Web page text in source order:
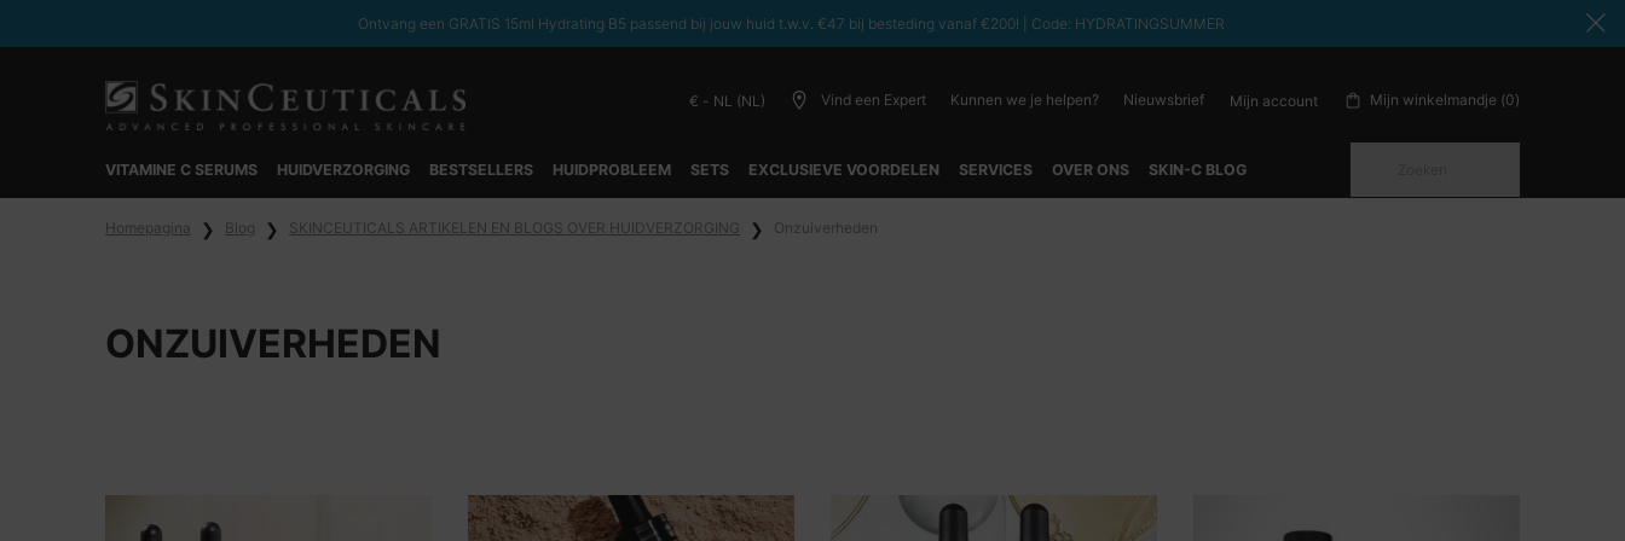
Ontvang een GRATIS 15ml Hydrating B5 passend bij jouw huid t.w.v. €47 bij besteding vanaf €200! | Code: HYDRATINGSUMMER
€ - NL (NL) Vind een Expert Kunnen we je helpen? Nieuwsbrief Mijn account Mijn winkelmandje 0
0 product in winkelwagen
VITAMINE C SERUMS HUIDVERZORGING BESTSELLERS HUIDPROBLEEM SETS EXCLUSIEVE VOORDELEN SERVICES OVER ONS SKIN-C BLOG
Homepagina
Blog SKINCEUTICALS ARTIKELEN EN BLOGS OVER HUIDVERZORGING Onzuiverheden
ONZUIVERHEDEN